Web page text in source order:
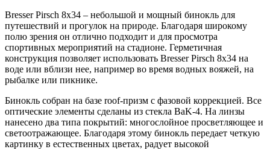
Bresser Pirsch 8x34 – небольшой и мощный бинокль для
путешествий и прогулок на природе. Благодаря широкому
полю зрения он отлично подходит и для просмотра
спортивных мероприятий на стадионе. Герметичная
конструкция позволяет использовать Bresser Pirsch 8x34 на
воде или вблизи нее, например во время водных вояжей, на
рыбалке или пикнике.
Бинокль собран на базе roof-призм с фазовой коррекцией. Все
оптические элементы сделаны из стекла BaK-4. На линзы
нанесено два типа покрытий: многослойное просветляющее и
светоотражающее. Благодаря этому бинокль передает четкую
картинку в естественных цветах, радует высокой